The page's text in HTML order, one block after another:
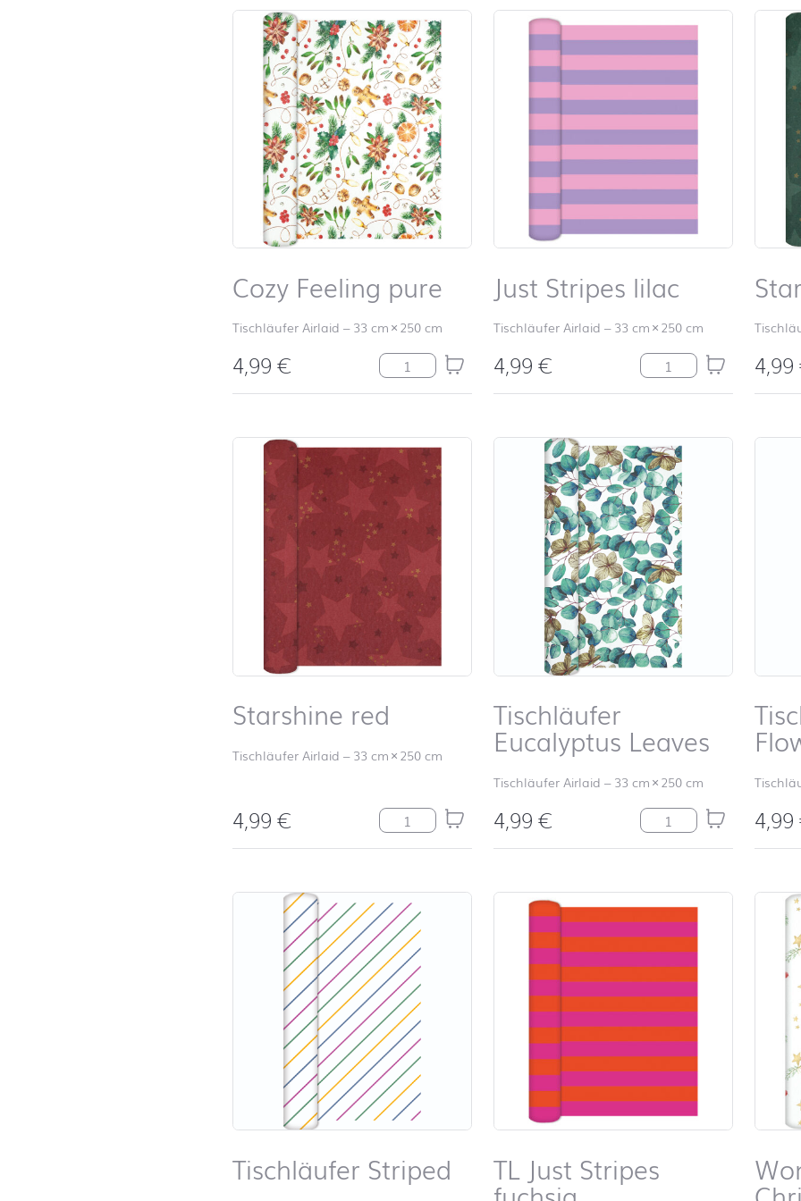
Cozy Feeling pure
Tischläufer Airlaid –33 cm×250 cm
4,99€ Cozy Feeling pure Menge
Just Stripes lilac
Tischläufer Airlaid –33 cm×250 cm
4,99€ Just Stripes lilac Menge
4,99
Starshine red
Tischläufer Airlaid –33 cm×250 cm
4,99€ Starshine red Menge
Tischläufer
Eucalyptus Leaves
Tischläufer Airlaid –33 cm×250 cm
4,99€ Tischläufer Eucalyptus
4,99
Tischläufer Striped TL Just Stripes